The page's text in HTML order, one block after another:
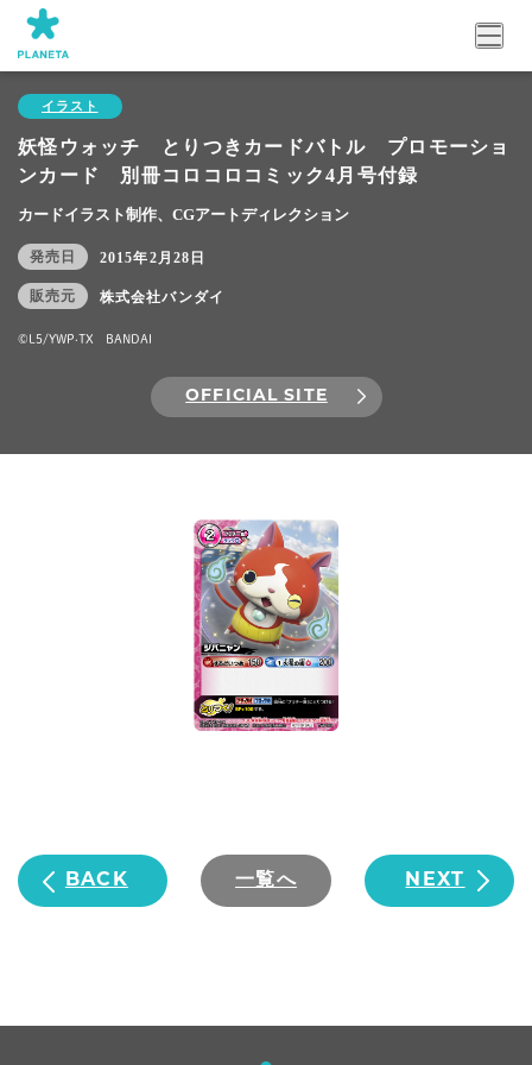
イラスト
妖怪ウォッチ とりつきカードバトル プロモーショ
ンカード 別冊コロコロコミック4月号付録
カードイラスト制作、CGアートディレクション
発売日 2015年2月28日
販売元 株式会社バンダイ
©L5/YWP·TX BANDAI
OFFICIAL SITE
BACK 一覧へ NEXT